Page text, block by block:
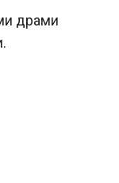
драми